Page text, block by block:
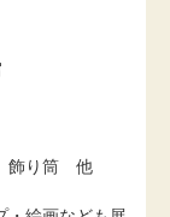
) 飾り筒 他